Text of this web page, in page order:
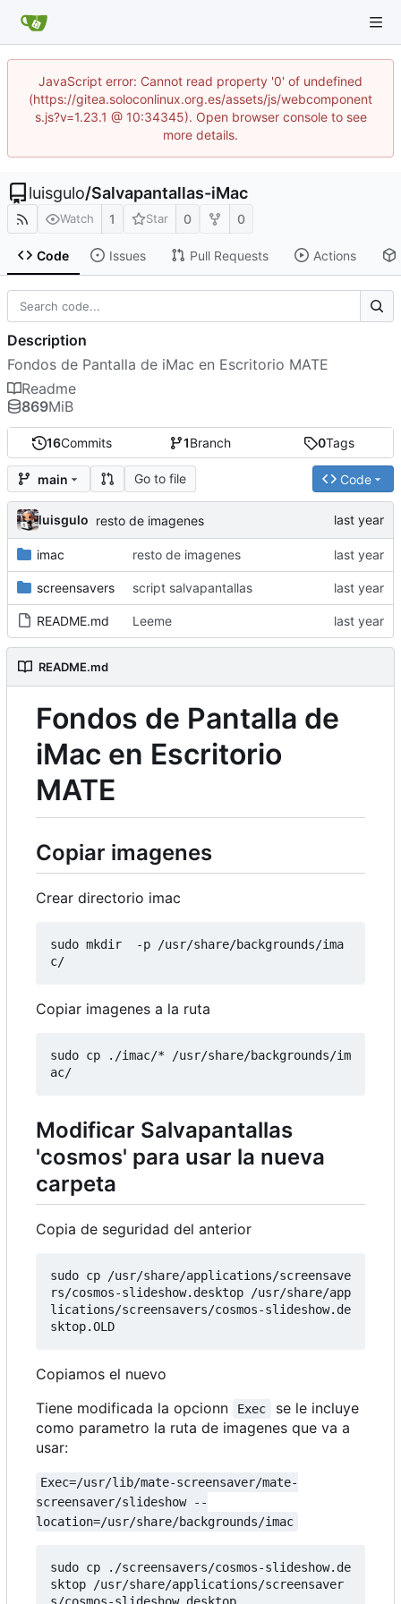
JavaScript error: Cannot read property '0' of undefined
(https://gitea.soloconlinux.org.es/assets/js/webcomponent
s.js?v=1.23.1 @ 10:34345). Open browser console to see
more details.
luisgulo/Salvapantallas-iMac
Watch 1 Star 0 0
Code Issues Pull Requests Actions
16Commits 1Branch 0Tags
main Go to file Code
luisgulo resto de imagenes
imac resto de imagenes
screensavers script salvapantallas
README.md Leeme
README.md
Fondos de Pantalla de
iMac en Escritorio
MATE
Copiar imagenes
Crear directorio imac
sudo mkdir  -p /usr/share/backgrounds/ima
Copiar imagenes a la ruta
sudo cp ./imac/* /usr/share/backgrounds/im
Modificar Salvapantallas
'cosmos' para usar la nueva
carpeta
Copia de seguridad del anterior
sudo cp /usr/share/applications/screensave
rs/cosmos-slideshow.desktop /usr/share/app
lications/screensavers/cosmos-slideshow.de
Copiamos el nuevo
Tiene modificada la opcionn
Exec
se le incluye
como parametro la ruta de imagenes que va a
usar:
Exec=/usr/lib/mate-screensaver/mate-
screensaver/slideshow --
location=/usr/share/backgrounds/imac
sudo cp ./screensavers/cosmos-slideshow.de
sktop /usr/share/applications/screensaver
Description
Fondos de Pantalla de iMac en Escritorio MATE
Readme
869MiB